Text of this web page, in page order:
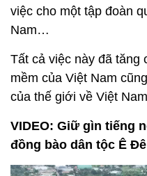
việc cho một tập đoàn
Nam…
Tất cả việc này đã
mềm của Việt Nam
của thế giới về Việt
VIDEO: Giữ gìn tiếng
đồng bào dân tộc Ê Đê